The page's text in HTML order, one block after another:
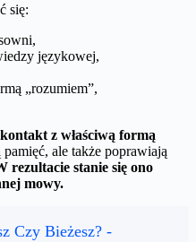
się:
językowej,
„rozumiem”,
z właściwą formą
ale także poprawiają
rezultacie stanie się ono
mowy.
Czy Bieżesz? -